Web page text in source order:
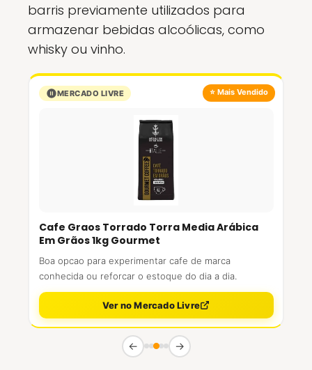
barris previamente utilizados para
armazenar bebidas alcoólicas, como
whisky ou vinho.
⭐ Mais Vendido
MERCADO LIVRE
Cafe Graos Torrado Torra Media Arábica
Em Grãos 1kg Gourmet
Boa opcao para experimentar cafe de marca
conhecida ou reforcar o estoque do dia a dia.
Ver no Mercado Livre
← →